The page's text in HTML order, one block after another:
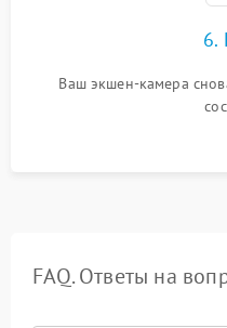
6.
Ваш экшен-камера
FAQ. Ответы на